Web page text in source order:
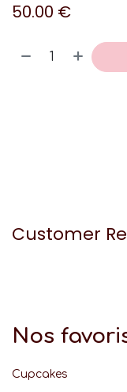
50.00 €
Customer
Nos
Cupcakes